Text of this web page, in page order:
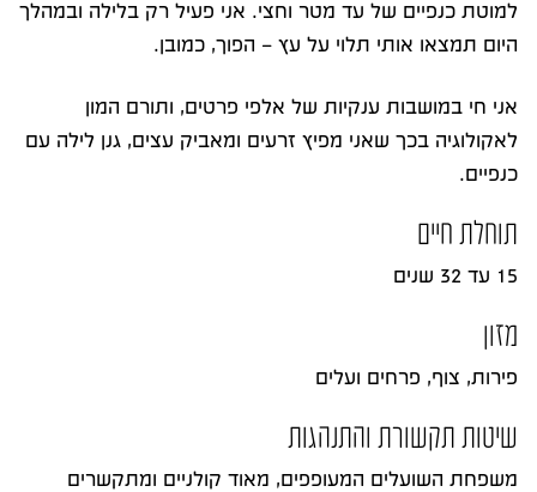
למוטת כנפיים של עד מטר וחצי. אני פעיל רק בלילה ובמהלך
היום תמצאו אותי תלוי על עץ – הפוך, כמובן.
אני חי במושבות ענקיות של אלפי פרטים, ותורם המון
לאקולוגיה בכך שאני מפיץ זרעים ומאביק עצים, גנן לילה עם
כנפיים.
תוחלת חיים
15 עד 32 שנים
מזון
פירות, צוף, פרחים ועלים
שיטות תקשורת והתנהגות
משפחת השועלים המעופפים, מאוד קולניים ומתקשרים